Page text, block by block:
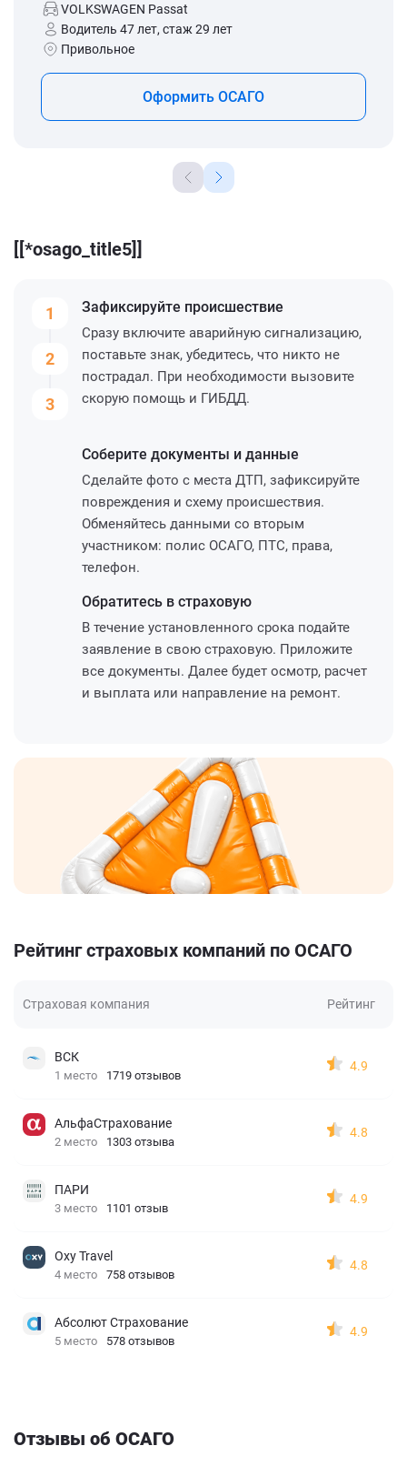
VOLKSWAGEN Passat
Водитель 47 лет, стаж 29 лет
Привольное
Оформить ОСАГО
[[*osago_title5]]
1
2
3
Зафиксируйте происшествие
Сразу включите аварийную сигнализацию,
поставьте знак, убедитесь, что никто не
пострадал. При необходимости вызовите
скорую помощь и ГИБДД.
Соберите документы и данные
Сделайте фото с места ДТП, зафиксируйте
повреждения и схему происшествия.
Обменяйтесь данными со вторым
участником: полис ОСАГО, ПТС, права,
телефон.
Обратитесь в страховую
В течение установленного срока подайте
заявление в свою страховую. Приложите
все документы. Далее будет осмотр, расчет
и выплата или направление на ремонт.
Рейтинг страховых компаний по ОСАГО
Страховая компания Рейтинг
ВСК
1 место 1719 отзывов
4.9
АльфаСтрахование
2 место 1303 отзыва
4.8
ПАРИ
3 место 1101 отзыв
4.9
Oxy Travel
4 место 758 отзывов
4.8
Абсолют Страхование
5 место 578 отзывов
4.9
Отзывы об ОСАГО